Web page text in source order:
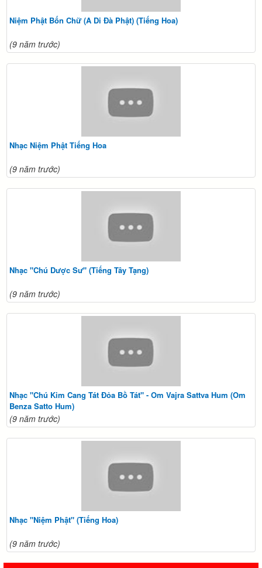
Niệm Phật Bốn Chữ (A Di Đà Phật) (Tiếng Hoa)
(9 năm trước)
Nhạc Niệm Phật Tiếng Hoa
(9 năm trước)
Nhạc "Chú Dược Sư" (Tiếng Tây Tạng)
(9 năm trước)
Nhạc "Chú Kim Cang Tát Đỏa Bồ Tát" - Om Vajra Sattva Hum (Om
Benza Satto Hum)
(9 năm trước)
Nhạc "Niệm Phật" (Tiếng Hoa)
(9 năm trước)